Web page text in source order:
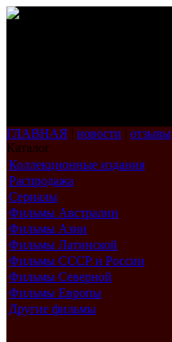
ГЛАВНАЯ | новости | отзывы
Каталог
Коллекционные издания
Распродажа
Сериалы
Фильмы Австралии
Фильмы Азии
Фильмы Латинской
Америки
Фильмы СССР и России
Фильмы Северной
Америки
Фильмы Европы
Другие фильмы